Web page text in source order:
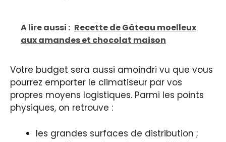
A lire aussi : Recette de Gâteau moelleux
aux amandes et chocolat maison
Votre budget sera aussi amoindri vu que vous
pourrez emporter le climatiseur par vos
propres moyens logistiques. Parmi les points
physiques, on retrouve :
les grandes surfaces de distribution ;